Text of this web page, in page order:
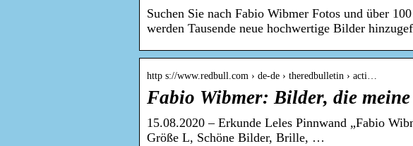
Suchen Sie nach Fabio Wibmer Fotos und über
werden Tausende neue hochwertige Bilder
http s://www.redbull.com › de-de › theredbulletin › acti…
Fabio Wibmer: Bilder, die
15.08.2020 – Erkunde Leles Pinnwand „Fabio
Größe L, Schöne Bilder, Brille, …